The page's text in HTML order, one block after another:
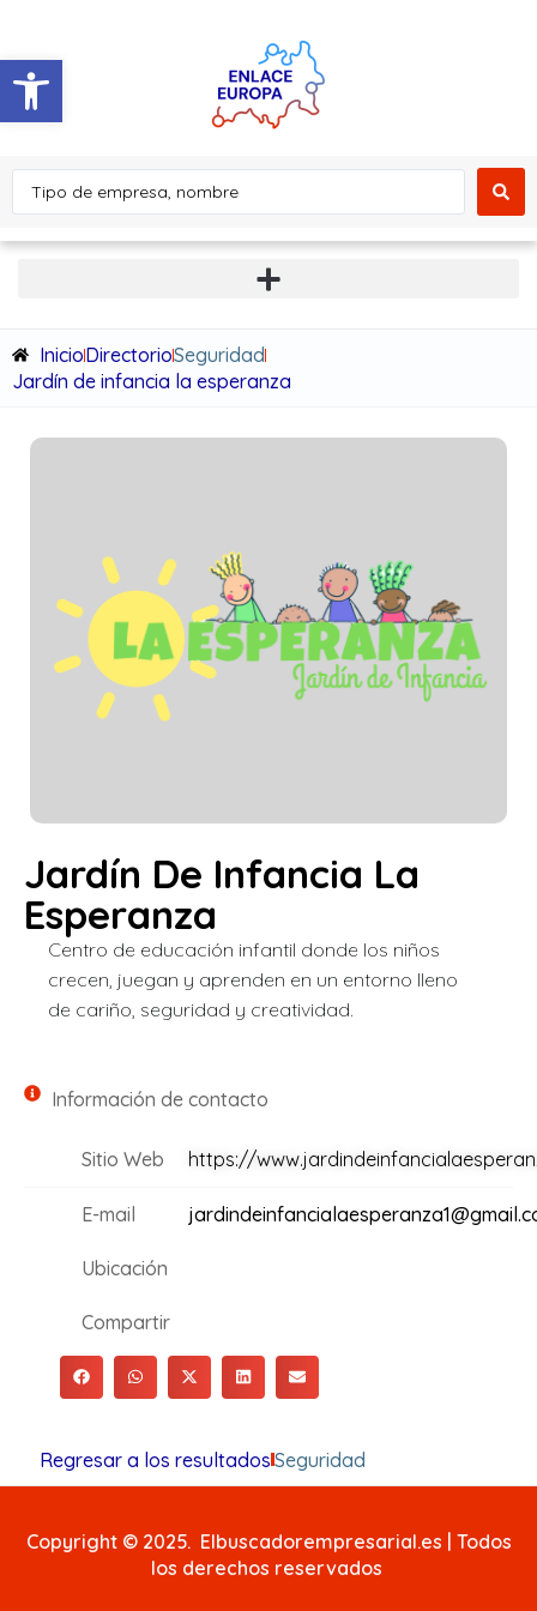
Abrir barra de herramientas
InicioDirectorioSeguridad
Jardín de infancia la esperanza
Jardín De Infancia La
Esperanza
Centro de educación infantil donde los niños
crecen, juegan y aprenden en un entorno lleno
de cariño, seguridad y creatividad.
Información de contacto
Sitio Web https://
E-mail
Ubicación
Compartir
Regresar a los resultadosSeguridad
Copyright © 2025. Elbuscadorempresarial.es | Todos
los derechos reservados